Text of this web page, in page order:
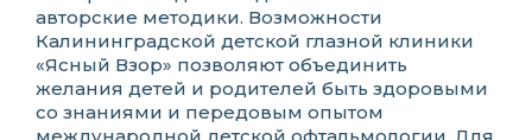
авторские методики. Возможности
Калининградской детской глазной клиники
«Ясный Взор» позволяют объединить
желания детей и родителей быть здоровыми
со знаниями и передовым опытом